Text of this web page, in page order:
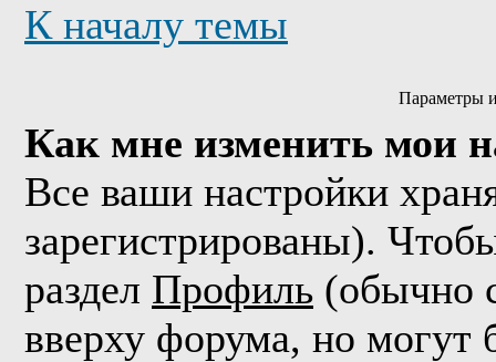
К началу темы
Параметры
Как мне изменить мои
Все ваши настройки
зарегистрированы).
раздел Профиль (обычно
вверху форума, но